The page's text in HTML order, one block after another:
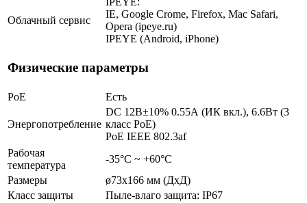
Облачный сервис
IE, Google Crome, Firefox, Mac Safari,
Opera (ipeye.ru)
IPEYE (Android, iPhone)
Физические параметры
PoE Есть
Энергопотребление
DC 12В±10% 0.55А (ИК вкл.), 6.6Вт (3
класс PoE)
PoE IEEE 802.3af
Рабочая
температура
-35°С ~ +60°С
Размеры
ø73x166 мм (ДxД)
Класс защиты
Пыле-влаго защита: IP67